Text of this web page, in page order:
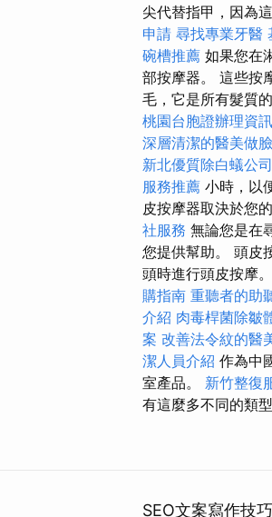
尖代替指甲，因為
申請 尋找專業牙醫
碗槽推薦 如果您在
部按摩器。 這些按
毛，它是所有髮質
桃園台胞證辦理資訊
深層清潔的醫美做
新北優質除白蟻公司
服務推薦 小時，以
皮按摩器取決於您
社服務 無論您是在
您提供幫助。 頭皮
頭時進行頭皮按摩
購指南 重聽者的助
介紹 肉毒桿菌除皺
案 改善法令紋的醫
潔人員介紹 作為中
室產品。 新竹整復
有這麼多不同的類
SEO文案寫作技